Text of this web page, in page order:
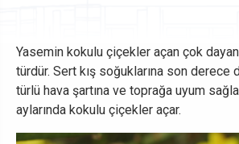
Yasemin kokulu çiçekler açan çok
türdür. Sert kış soğuklarına son derece
türlü hava şartına ve toprağa uyum
aylarında kokulu çiçekler açar.